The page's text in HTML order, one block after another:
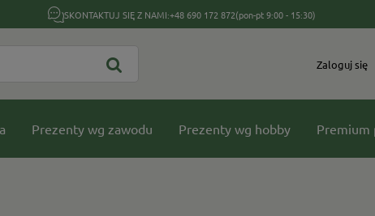
SKONTAKTUJ SIĘ Z NAMI:+48 690 172 872(pon-pt 9:00 - 15:30)
Zaloguj się
Prezenty wg zawodu Prezenty wg hobby Premium